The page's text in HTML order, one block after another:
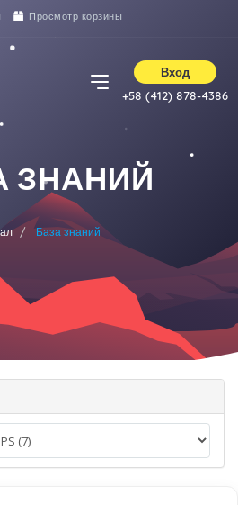
Просмотр корзины
Вход
+58 (412) 878-4386
ЗНАНИЙ
База знаний